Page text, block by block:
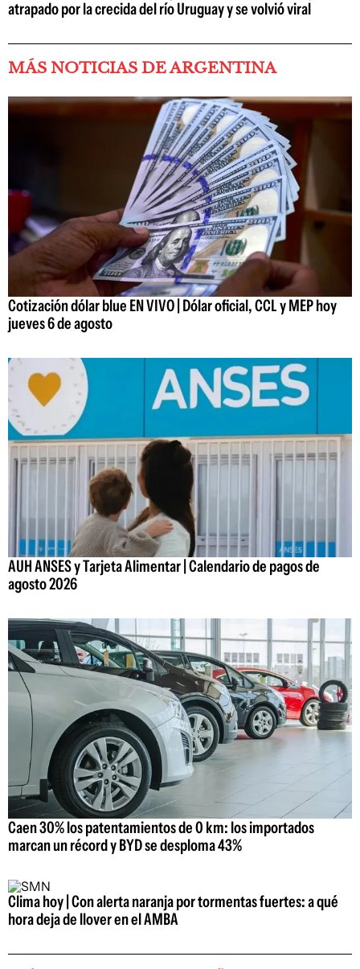
atrapado por la crecida del río Uruguay y se volvió viral
MÁS NOTICIAS DE ARGENTINA
Cotización dólar blue EN VIVO | Dólar oficial, CCL y MEP hoy
jueves 6 de agosto
AUH ANSES y Tarjeta Alimentar | Calendario de pagos de
agosto 2026
Caen 30% los patentamientos de 0 km: los importados
marcan un récord y BYD se desploma 43%
Clima hoy | Con alerta naranja por tormentas fuertes: a qué
hora deja de llover en el AMBA